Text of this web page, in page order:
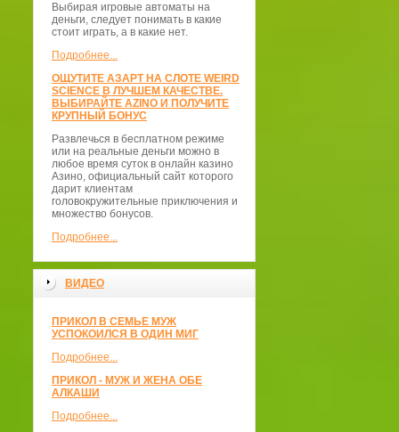
Выбирая игровые автоматы на
деньги, следует понимать в какие
стоит играть, а в какие нет.
Подробнее...
ОЩУТИТЕ АЗАРТ НА СЛОТЕ WEIRD
SCIENCE В ЛУЧШЕМ КАЧЕСТВЕ.
ВЫБИРАЙТЕ AZINO И ПОЛУЧИТЕ
КРУПНЫЙ БОНУС
Развлечься в бесплатном режиме
или на реальные деньги можно в
любое время суток в онлайн казино
Азино, официальный сайт которого
дарит клиентам
головокружительные приключения и
множество бонусов.
Подробнее...
ВИДЕО
ПРИКОЛ В СЕМЬЕ МУЖ
УСПОКОИЛСЯ В ОДИН МИГ
Подробнее...
ПРИКОЛ - МУЖ И ЖЕНА ОБЕ
АЛКАШИ
Подробнее...